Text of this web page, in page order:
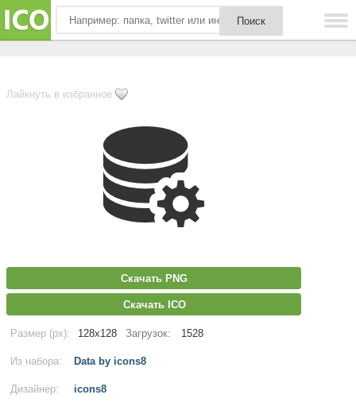
Лайкнуть в избранное
Скачать PNG
Скачать ICO
Размер (px): 128x128 Загрузок: 1528
Из набора: Data by icons8
Дизайнер: icons8